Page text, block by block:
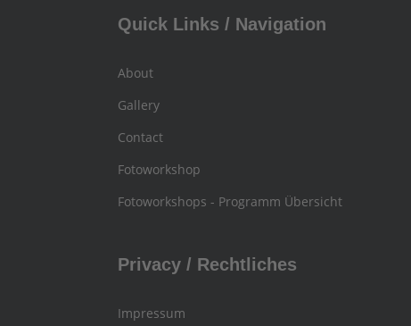
Quick Links / Navigation
About
Gallery
Contact
Fotoworkshop
Fotoworkshops - Programm Übersicht
Privacy / Rechtliches
Impressum